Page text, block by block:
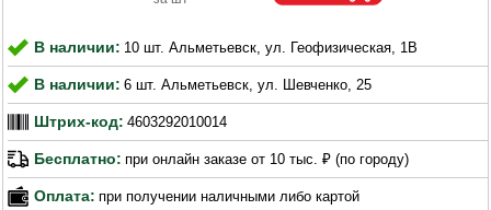
В наличии: 10 шт. Альметьевск, ул. Геофизическая, 1В
В наличии: 6 шт. Альметьевск, ул. Шевченко, 25
Штрих-код: 4603292010014
Бесплатно: при онлайн заказе от 10 тыс. ₽ (по городу)
Оплата: при получении наличными либо картой